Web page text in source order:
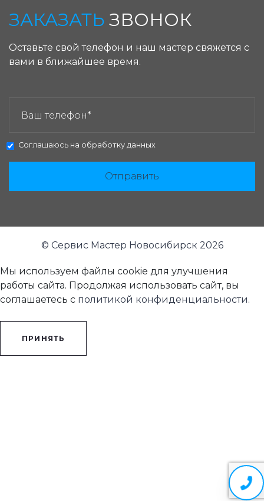
ЗАКАЗАТЬ ЗВОНОК
Оставьте свой телефон и наш мастер свяжется с
вами в ближайшее время.
Соглашаюсь на обработку данных
Отправить
© Сервис Мастер Новосибирск 2026
Мы используем файлы cookie для улучшения
работы сайта. Продолжая использовать сайт, вы
соглашаетесь с политикой конфиденциальности.
ПРИНЯТЬ